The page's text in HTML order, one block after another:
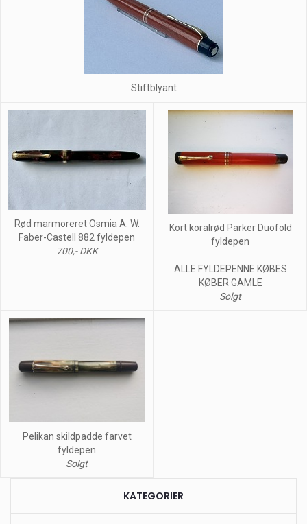
Stiftblyant
Rød marmoreret Osmia A. W.
Faber-Castell 882 fyldepen
700,- DKK
Kort koralrød Parker Duofold
fyldepen
ALLE FYLDEPENNE KØBES
KØBER GAMLE
Solgt
Pelikan skildpadde farvet
fyldepen
Solgt
KATEGORIER